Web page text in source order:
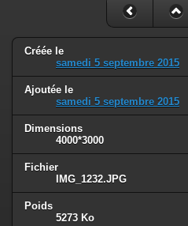
Créée le
samedi 5 septembre 2015
Ajoutée le
samedi 5 septembre 2015
Dimensions
4000*3000
Fichier
IMG_1232.JPG
Poids
5273 Ko